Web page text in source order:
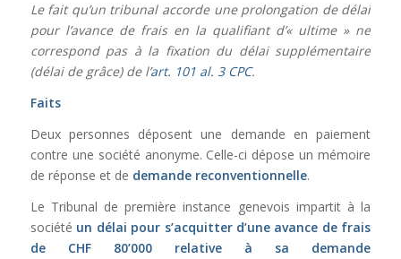
Le fait qu’un tribunal accorde une prolongation de délai
pour l’avance de frais en la qualifiant d’« ultime » ne
correspond pas à la fixation du délai supplémentaire
(délai de grâce) de l’art. 101 al. 3 CPC.
Faits
Deux personnes déposent une demande en paiement
contre une société anonyme. Celle-ci dépose un mémoire
de réponse et de demande reconventionnelle.
Le Tribunal de première instance genevois impartit à la
société un délai pour s’acquitter d’une avance de frais
de CHF 80’000 relative à sa demande